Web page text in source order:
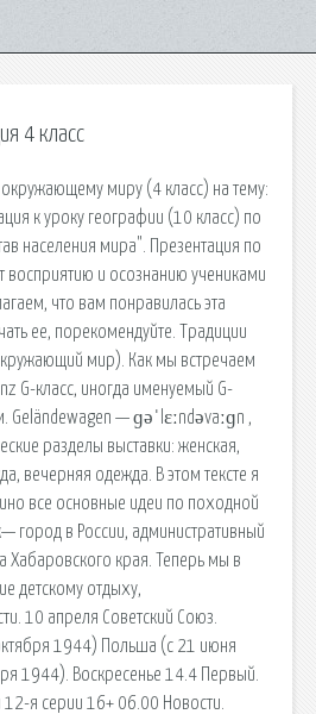
4 класс
окружающему миру (4 класс) на тему:
к уроку географии (10 класс) по
населения мира". Презентация по
восприятию и осознанию учениками
что вам понравилась эта
ее, порекомендуйте. Традиции
мир). Как мы встречаем
G-класс, иногда именуемый G-
Geländewagen — ɡəˈlɛːndəvaːɡn ,
разделы выставки: женская,
вечерняя одежда. В этом тексте я
все основные идеи по походной
город в России, административный
Хабаровского края. Теперь мы в
детскому отдыху,
10 апреля Советский Союз.
1944) Польша (с 21 июня
1944). Воскресенье 14.4 Первый.
я серии 16+ 06.00 Новости.